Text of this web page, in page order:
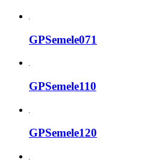
GPSemele071
GPSemele110
GPSemele120